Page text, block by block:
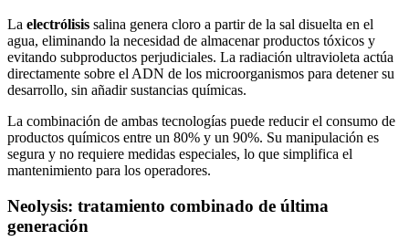
La electrólisis salina genera cloro a partir de la sal disuelta en el
agua, eliminando la necesidad de almacenar productos tóxicos y
evitando subproductos perjudiciales. La radiación ultravioleta actúa
directamente sobre el ADN de los microorganismos para detener su
desarrollo, sin añadir sustancias químicas.
La combinación de ambas tecnologías puede reducir el consumo de
productos químicos entre un 80% y un 90%. Su manipulación es
segura y no requiere medidas especiales, lo que simplifica el
mantenimiento para los operadores.
Neolysis: tratamiento combinado de última
generación